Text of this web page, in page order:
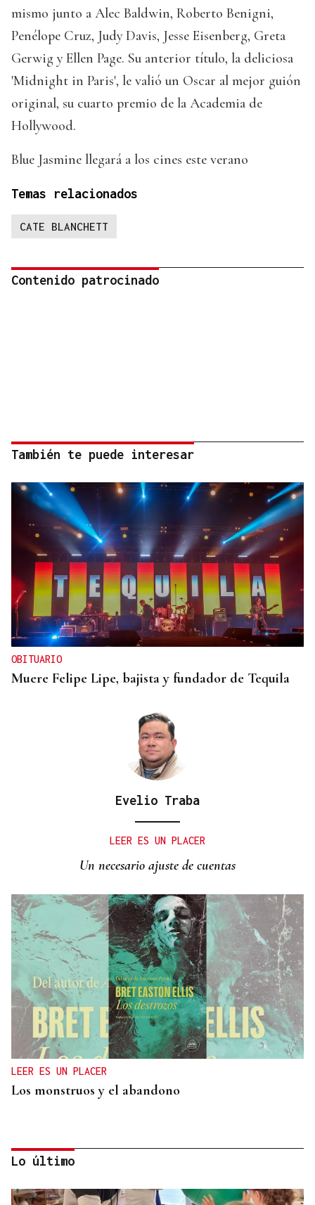
mismo junto a Alec Baldwin, Roberto Benigni,
Penélope Cruz, Judy Davis, Jesse Eisenberg, Greta
Gerwig y Ellen Page. Su anterior título, la deliciosa
'Midnight in Paris', le valió un Oscar al mejor guión
original, su cuarto premio de la Academia de
Hollywood.
Blue Jasmine llegará a los cines este verano
Temas relacionados
CATE BLANCHETT
Contenido patrocinado
También te puede interesar
OBITUARIO
Muere Felipe Lipe, bajista y fundador de Tequila
Evelio Traba
LEER ES UN PLACER
Un necesario ajuste de cuentas
LEER ES UN PLACER
Los monstruos y el abandono
Lo último